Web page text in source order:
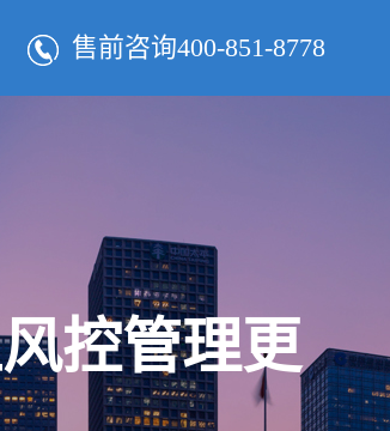
售前咨询400-851-8778
控管理更